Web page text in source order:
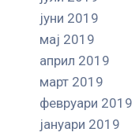
јуни 2019
мај 2019
април 2019
март 2019
февруари 2019
јануари 2019